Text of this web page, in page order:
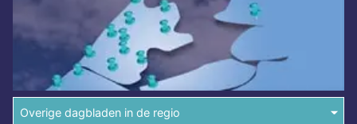
Overige dagbladen in de regio